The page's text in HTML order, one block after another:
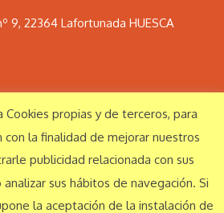
9, 22364 Lafortunada HUESCA
Corporativa
propias y de terceros, para
con la finalidad de mejorar nuestros
publicidad relacionada con sus
sus hábitos de navegación. Si
la aceptación de la instalación de